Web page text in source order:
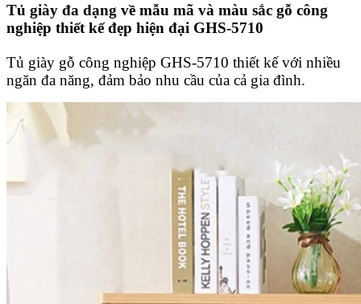
Tủ giày đa dạng về mẫu mã và màu sắc gỗ công
nghiệp thiết kế đẹp hiện đại GHS-5710
Tủ giày gỗ công nghiệp GHS-5710 thiết kế với nhiều
ngăn đa năng, đảm bảo nhu cầu của cả gia đình.